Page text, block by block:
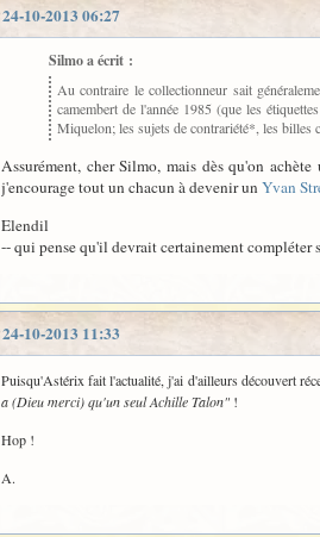
24-10-2013 06:27
Silmo a écrit :
Au contraire le collectionneur sait
camembert de l'année 1985 (que les
Miquelon; les sujets de contrariété*, les billes
Assurément, cher Silmo, mais dès qu'on
j'encourage tout un chacun à devenir unYvan
Elendil
-- qui pense qu'il devrait certainement
24-10-2013 11:33
Puisqu'Astérix fait l'actualité, j'ai d'ailleurs découvert
a (Dieu merci) qu'un seul Achille Talon" !
Hop !
A.